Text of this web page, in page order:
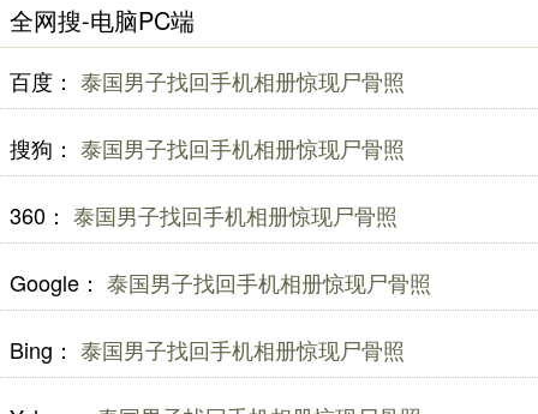
全网搜-电脑PC端
百度： 泰国男子找回手机相册惊现尸骨照
搜狗： 泰国男子找回手机相册惊现尸骨照
360： 泰国男子找回手机相册惊现尸骨照
Google： 泰国男子找回手机相册惊现尸骨照
Bing： 泰国男子找回手机相册惊现尸骨照